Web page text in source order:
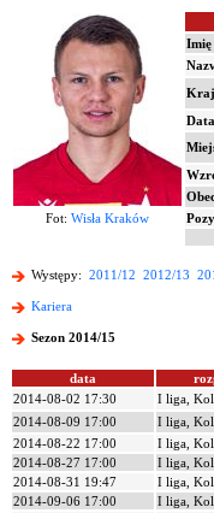
Imię
Kraj
Fot: Wisła Kraków
Występy: 2011/12 2012/13
Kariera
Sezon 2014/15
data
2014-08-02 17:30
I liga,
2014-08-09 17:00
I liga,
2014-08-22 17:00
I liga,
2014-08-27 17:00
I liga,
2014-08-31 19:47
I liga,
2014-09-06 17:00
I liga,